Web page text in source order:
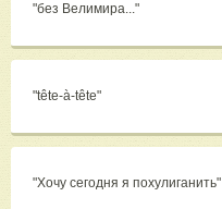
"без Велимира..."
"tête-à-tête"
"Хочу сегодня я похулиганить"